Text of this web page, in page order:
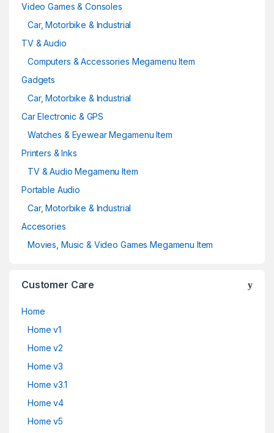
Video Games & Consoles
Car, Motorbike & Industrial
TV & Audio
Computers & Accessories Megamenu Item
Gadgets
Car, Motorbike & Industrial
Car Electronic & GPS
Watches & Eyewear Megamenu Item
Printers & Inks
TV & Audio Megamenu Item
Portable Audio
Car, Motorbike & Industrial
Accesories
Movies, Music & Video Games Megamenu Item
Customer Care
Home
Home v1
Home v2
Home v3
Home v3.1
Home v4
Home v5